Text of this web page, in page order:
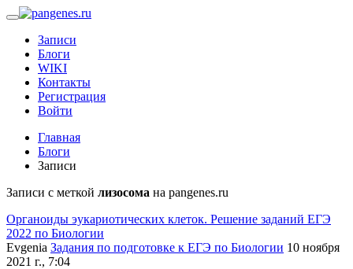
Записи
Блоги
WIKI
Контакты
Регистрация
Войти
Главная
Блоги
Записи
Записи с меткой лизосома на pangenes.ru
Органоиды эукариотических клеток. Решение заданий ЕГЭ
2022 по Биологии
Evgenia Задания по подготовке к ЕГЭ по Биологии 10 ноября
2021 г., 7:04